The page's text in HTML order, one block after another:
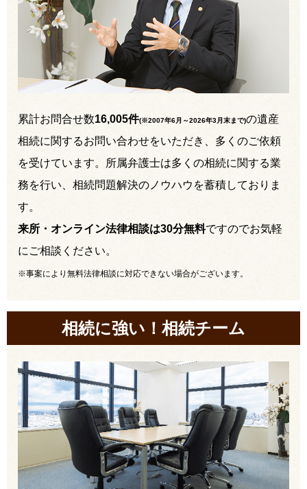
累計お問合せ数16,005件(※2007年6月～2026年3月末まで)の遺産
相続に関するお問い合わせをいただき、多くのご依頼
を受けています。所属弁護士は多くの相続に関する業
務を行い、相続問題解決のノウハウを蓄積しておりま
す。
来所・オンライン法律相談は30分無料ですのでお気軽
にご相談ください。
※事案により無料法律相談に対応できない場合がございます。
相続に強い！相続チーム